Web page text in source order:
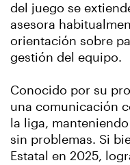
del juego se
asesora
orientación sobre
gestión del equipo.
Conocido por su
una comunicación
la liga,
sin problemas. Si
Estatal en 2025,